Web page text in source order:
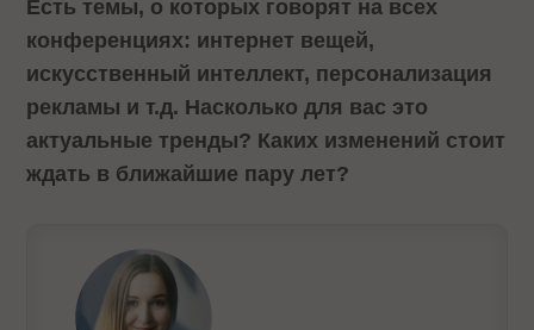
Есть темы, о которых говорят на всех
конференциях: интернет вещей,
искусственный интеллект, персонализация
рекламы и т.д. Насколько для вас это
актуальные тренды? Каких изменений стоит
ждать в ближайшие пару лет?